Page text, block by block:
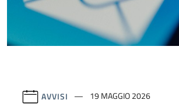
AVVISI 19 MAGGIO 2026